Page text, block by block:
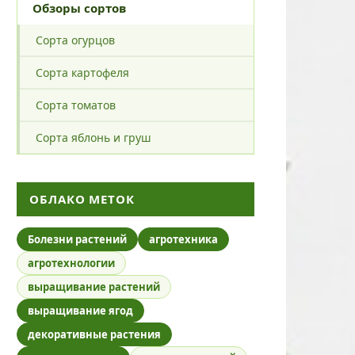
Обзоры сортов
Сорта огурцов
Сорта картофеля
Сорта томатов
Сорта яблонь и груш
ОБЛАКО МЕТОК
Болезни растений
агротехника
агротехнологии
выращивание растений
выращивание ягод
декоративные растения